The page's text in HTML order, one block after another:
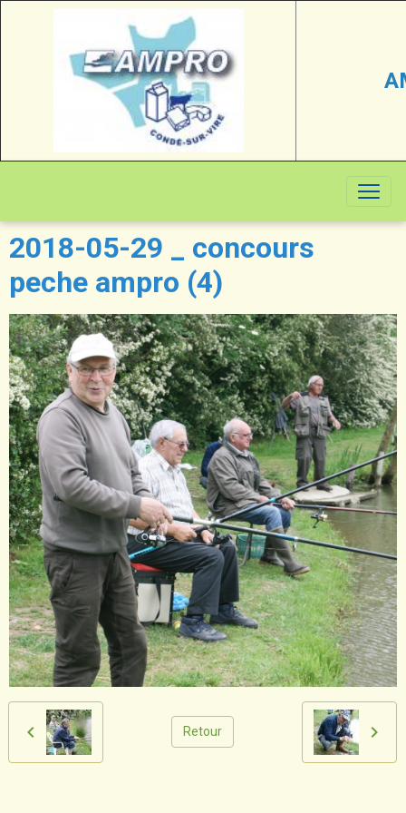
2018-05-29 _ concours
peche ampro (4)
Retour